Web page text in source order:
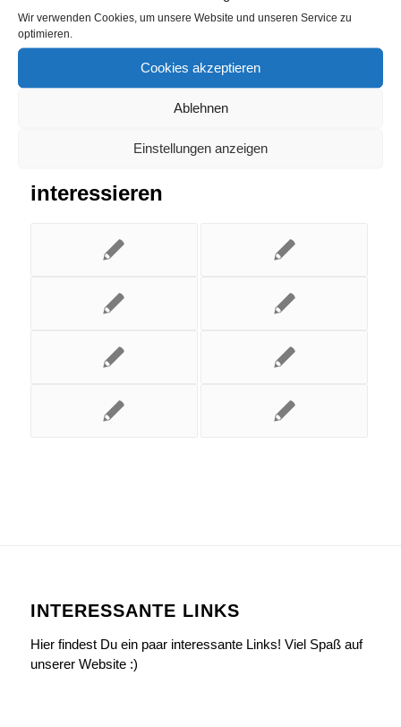
Wir verwenden Cookies, um unsere Website und unseren Service zu
optimieren.
Cookies akzeptieren
Ablehnen
Einstellungen anzeigen
interessieren
INTERESSANTE LINKS
Hier findest Du ein paar interessante Links! Viel Spaß auf
unserer Website :)